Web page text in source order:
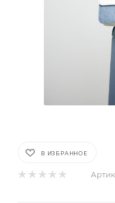
В ИЗБРАННОЕ